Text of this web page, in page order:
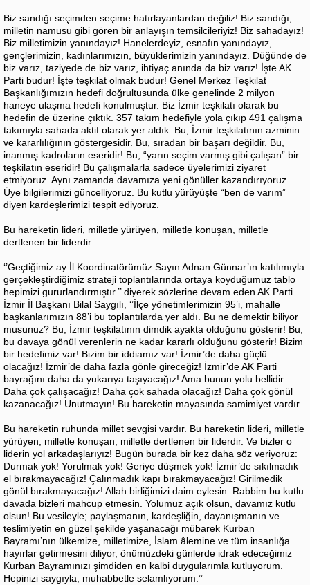
Biz sandığı seçimden seçime hatırlayanlardan değiliz! Biz sandığı,
milletin namusu gibi gören bir anlayışın temsilcileriyiz! Biz sahadayız!
Biz milletimizin yanındayız! Hanelerdeyiz, esnafın yanındayız,
gençlerimizin, kadınlarımızın, büyüklerimizin yanındayız. Düğünde de
biz varız, taziyede de biz varız, ihtiyaç anında da biz varız! İşte AK
Parti budur! İşte teşkilat olmak budur! Genel Merkez Teşkilat
Başkanlığımızın hedefi doğrultusunda ülke genelinde 2 milyon
haneye ulaşma hedefi konulmuştur. Biz İzmir teşkilatı olarak bu
hedefin de üzerine çıktık. 357 takım hedefiyle yola çıkıp 491 çalışma
takımıyla sahada aktif olarak yer aldık. Bu, İzmir teşkilatının azminin
ve kararlılığının göstergesidir. Bu, sıradan bir başarı değildir. Bu,
inanmış kadroların eseridir! Bu, “yarın seçim varmış gibi çalışan” bir
teşkilatın eseridir! Bu çalışmalarla sadece üyelerimizi ziyaret
etmiyoruz. Aynı zamanda davamıza yeni gönüller kazandırıyoruz.
Üye bilgilerimizi güncelliyoruz. Bu kutlu yürüyüşte “ben de varım”
diyen kardeşlerimizi tespit ediyoruz.
Bu hareketin lideri, milletle yürüyen, milletle konuşan, milletle
dertlenen bir liderdir.
‘’Geçtiğimiz ay İl Koordinatörümüz Sayın Adnan Günnar’ın katılımıyla
gerçekleştirdiğimiz strateji toplantılarında ortaya koyduğumuz tablo
hepimizi gururlandırmıştır.’’ diyerek sözlerine devam eden AK Parti
İzmir İl Başkanı Bilal Saygılı, ‘’İlçe yönetimlerimizin 95’i, mahalle
başkanlarımızın 88’i bu toplantılarda yer aldı. Bu ne demektir biliyor
musunuz? Bu, İzmir teşkilatının dimdik ayakta olduğunu gösterir! Bu,
bu davaya gönül verenlerin ne kadar kararlı olduğunu gösterir! Bizim
bir hedefimiz var! Bizim bir iddiamız var! İzmir’de daha güçlü
olacağız! İzmir’de daha fazla gönle gireceğiz! İzmir’de AK Parti
bayrağını daha da yukarıya taşıyacağız! Ama bunun yolu bellidir:
Daha çok çalışacağız! Daha çok sahada olacağız! Daha çok gönül
kazanacağız! Unutmayın! Bu hareketin mayasında samimiyet vardır.
Bu hareketin ruhunda millet sevgisi vardır. Bu hareketin lideri, milletle
yürüyen, milletle konuşan, milletle dertlenen bir liderdir. Ve bizler o
liderin yol arkadaşlarıyız! Bugün burada bir kez daha söz veriyoruz:
Durmak yok! Yorulmak yok! Geriye düşmek yok! İzmir’de sıkılmadık
el bırakmayacağız! Çalınmadık kapı bırakmayacağız! Girilmedik
gönül bırakmayacağız! Allah birliğimizi daim eylesin. Rabbim bu kutlu
davada bizleri mahcup etmesin. Yolumuz açık olsun, davamız kutlu
olsun! Bu vesileyle; paylaşmanın, kardeşliğin, dayanışmanın ve
teslimiyetin en güzel şekilde yaşanacağı mübarek Kurban
Bayramı’nın ülkemize, milletimize, İslam âlemine ve tüm insanlığa
hayırlar getirmesini diliyor, önümüzdeki günlerde idrak edeceğimiz
Kurban Bayramınızı şimdiden en kalbi duygularımla kutluyorum.
Hepinizi saygıyla, muhabbetle selamlıyorum.’’